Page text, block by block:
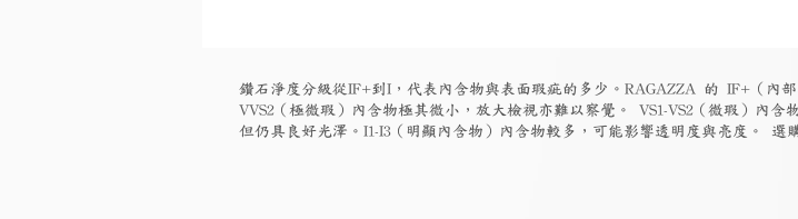
鑽石淨度分級從IF+到I，代表內含物與表面瑕疵的多少。RAGAZZA 的 IF+（內
VVS2（極微瑕）內含物極其微小，放大檢視亦難以察覺。 VS1-VS2（微瑕）內含
但仍具良好光澤。I1-I3（明顯內含物）內含物較多，可能影響透明度與亮度。 選